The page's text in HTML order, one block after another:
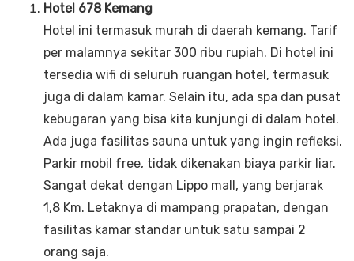
Hotel 678 Kemang
Hotel ini termasuk murah di daerah kemang. Tarif
per malamnya sekitar 300 ribu rupiah. Di hotel ini
tersedia wifi di seluruh ruangan hotel, termasuk
juga di dalam kamar. Selain itu, ada spa dan pusat
kebugaran yang bisa kita kunjungi di dalam hotel.
Ada juga fasilitas sauna untuk yang ingin refleksi.
Parkir mobil free, tidak dikenakan biaya parkir liar.
Sangat dekat dengan Lippo mall, yang berjarak
1,8 Km. Letaknya di mampang prapatan, dengan
fasilitas kamar standar untuk satu sampai 2
orang saja.